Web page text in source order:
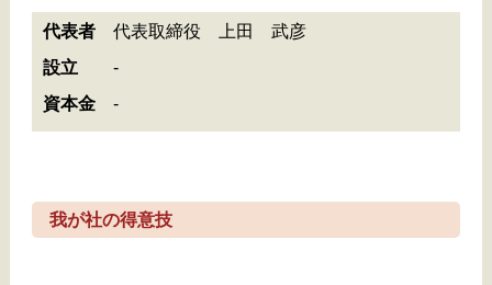
代表者
代表取締役 上田 武彦
設立
-
資本金
-
我が社の得意技